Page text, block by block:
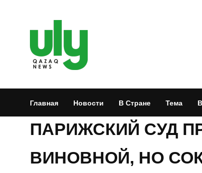
Главная Новости В Стране Тема
ПАРИЖСКИЙ СУД
ВИНОВНОЙ, НО